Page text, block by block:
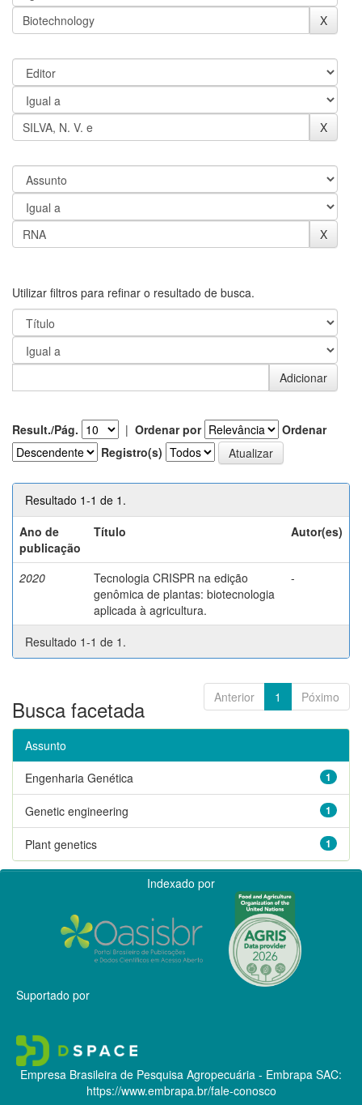
Utilizar filtros para refinar o resultado de busca.
Result./Pág. | Ordenar por
Ordenar
Registro(s)
Resultado 1-1 de 1.
Ano de
publicação
Título Autor(es)
2020
Tecnologia CRISPR na edição
genômica de plantas: biotecnologia
aplicada à agricultura.
-
Resultado 1-1 de 1.
Anterior 1 Póximo
Busca facetada
Assunto
1
Engenharia Genética
1
Genetic engineering
1
Plant genetics
Indexado por
Suportado por
Empresa Brasileira de Pesquisa Agropecuária - Embrapa SAC:
https://www.embrapa.br/fale-conosco